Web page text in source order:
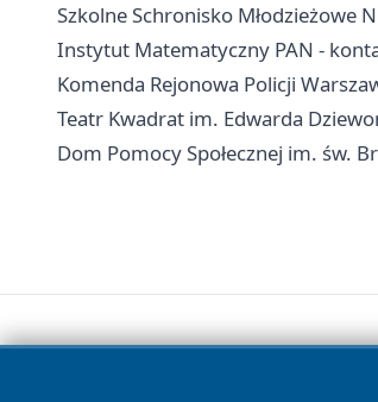
Szkolne Schronisko Młodzieżowe
Instytut Matematyczny PAN -
Komenda Rejonowa Policji
Teatr Kwadrat im. Edwarda
Dom Pomocy Społecznej im. św.